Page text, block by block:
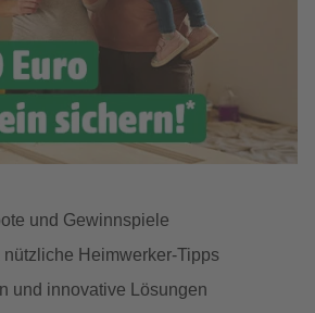
und Gewinnspiele
nützliche Heimwerker-Tipps
und innovative Lösungen